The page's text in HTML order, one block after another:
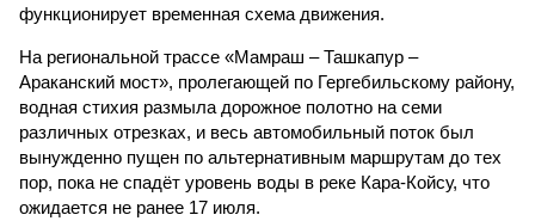
функционирует временная схема движения.
На региональной трассе «Мамраш – Ташкапур –
Араканский мост», пролегающей по Гергебильскому району,
водная стихия размыла дорожное полотно на семи
различных отрезках, и весь автомобильный поток был
вынужденно пущен по альтернативным маршрутам до тех
пор, пока не спадёт уровень воды в реке Кара-Койсу, что
ожидается не ранее 17 июля.